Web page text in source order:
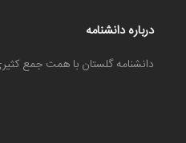
درباره دانشنامه
دانشنامه گلستان با همت جمع